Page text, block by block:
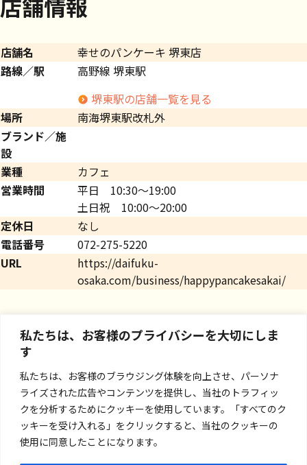
私たちは、お客様のプライバシーを大切にしま
す
私たちは、お客様のブラウジング体験を向上させ、パーソナ
ライズされた広告やコンテンツを提供し、当社のトラフィッ
クを分析するためにクッキーを使用しています。「すべてのク
ッキーを受け入れる」をクリックすると、当社のクッキーの
使用に同意したことになります。
店舗名
幸せのパンケーキ 堺東店
路線／駅
高野線 堺東駅
堺東駅の店舗一覧を見る
場所
南海堺東駅改札外
ブランド／施
設
業種
カフェ
営業時間
平日 10:30～19:00
土日祝 10:00～20:00
定休日
なし
電話番号
072-275-5220
URL
https://daifuku-
osaka.com/business/happypancakesakai/